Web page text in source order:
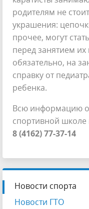
родителям не
украшения:
прочее, могут
перед занятием
обязательно, на
справку от
ребенка.
Всю информацию о
спортивной
8 (4162) 77-37-14
Новости спорта
Новости ГТО